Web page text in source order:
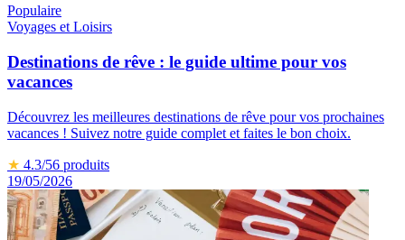
Populaire
Voyages et Loisirs
Destinations de rêve : le guide ultime pour vos
vacances
Découvrez les meilleures destinations de rêve pour vos prochaines
vacances ! Suivez notre guide complet et faites le bon choix.
★ 4.3/56 produits
19/05/2026